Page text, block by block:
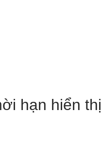
hạn hiển thị